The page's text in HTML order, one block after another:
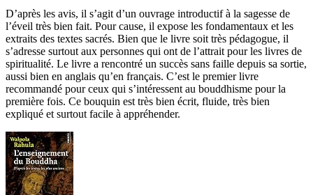
D’après les avis, il s’agit d’un ouvrage introductif à la sagesse de
l’éveil très bien fait. Pour cause, il expose les fondamentaux et les
extraits des textes sacrés. Bien que le livre soit très pédagogue, il
s’adresse surtout aux personnes qui ont de l’attrait pour les livres de
spiritualité. Le livre a rencontré un succès sans faille depuis sa sortie,
aussi bien en anglais qu’en français. C’est le premier livre
recommandé pour ceux qui s’intéressent au bouddhisme pour la
première fois. Ce bouquin est très bien écrit, fluide, très bien
expliqué et surtout facile à appréhender.